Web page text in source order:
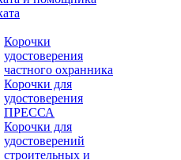
Корочки
удостоверения
частного охранника
Корочки для
удостоверения
ПРЕССА
Корочки для
удостоверений
строительных и